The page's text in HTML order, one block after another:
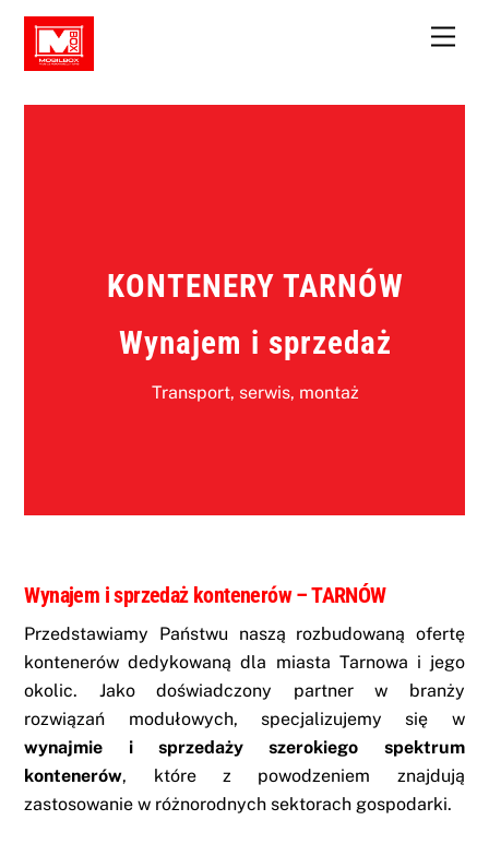
Skip
content
KONTENERY TARNÓW
Wynajem i sprzedaż
Transport, serwis, montaż
Wynajem i sprzedaż kontenerów – TARNÓW
Przedstawiamy Państwu naszą rozbudowaną ofertę
kontenerów dedykowaną dla miasta Tarnowa i jego
okolic. Jako doświadczony partner w branży
rozwiązań modułowych, specjalizujemy się w
wynajmie i sprzedaży szerokiego spektrum
kontenerów, które z powodzeniem znajdują
zastosowanie w różnorodnych sektorach gospodarki.